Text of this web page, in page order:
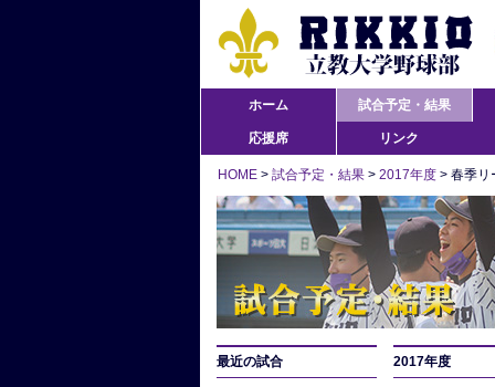
ホーム 試合予定・結果
応援席 リンク
HOME > 試合予定・結果 > 2017年度 > 春季リ
最近の試合 2017年度